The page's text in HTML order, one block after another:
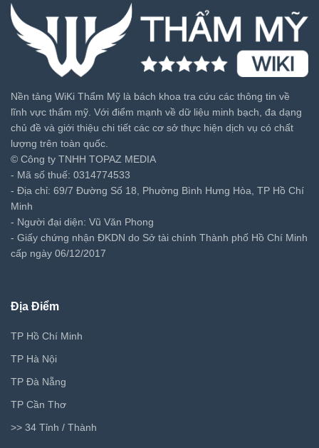
Nền tảng WiKi Thẩm Mỹ là bách khoa tra cứu các thông tin về
lĩnh vực thẩm mỹ. Với điểm mạnh về dữ liệu minh bạch, đa dạng
chủ đề và giới thiệu chi tiết các cơ sở thực hiện dịch vụ có chất
lượng trên toàn quốc.
© Công ty TNHH TOPAZ MEDIA
- Mã số thuế: 0314774533
- Địa chỉ: 69/7 Đường Số 18, Phường Bình Hưng Hòa, TP Hồ Chí
Minh
- Người đại diện: Vũ Văn Phong
- Giấy chứng nhận ĐKDN do Sở tài chính Thành phố Hồ Chí Minh
cấp ngày 06/12/2017
Địa Điểm
TP Hồ Chí Minh
TP Hà Nội
TP Đà Nẵng
TP Cần Thơ
>> 34 Tỉnh / Thành